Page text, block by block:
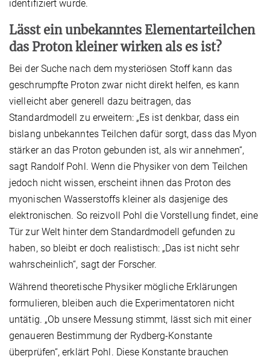
identifiziert wurde.
Lässt ein unbekanntes Elementarteilchen
das Proton kleiner wirken als es ist?
Bei der Suche nach dem mysteriösen Stoff kann das
geschrumpfte Proton zwar nicht direkt helfen, es kann
vielleicht aber generell dazu beitragen, das
Standardmodell zu erweitern: „Es ist denkbar, dass ein
bislang unbekanntes Teilchen dafür sorgt, dass das Myon
stärker an das Proton gebunden ist, als wir annehmen“,
sagt Randolf Pohl. Wenn die Physiker von dem Teilchen
jedoch nicht wissen, erscheint ihnen das Proton des
myonischen Wasserstoffs kleiner als dasjenige des
elektronischen. So reizvoll Pohl die Vorstellung findet, eine
Tür zur Welt hinter dem Standardmodell gefunden zu
haben, so bleibt er doch realistisch: „Das ist nicht sehr
wahrscheinlich“, sagt der Forscher.
Während theoretische Physiker mögliche Erklärungen
formulieren, bleiben auch die Experimentatoren nicht
untätig. „Ob unsere Messung stimmt, lässt sich mit einer
genaueren Bestimmung der Rydberg-Konstante
überprüfen“, erklärt Pohl. Diese Konstante brauchen